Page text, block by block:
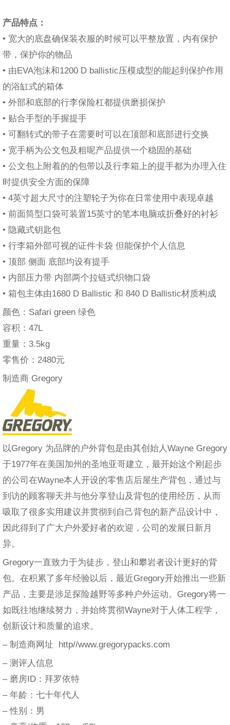
产品特点：
• 宽大的底盘确保装衣服的时候可以平整放置，内有保护
带，保护你的物品
• 由EVA泡沫和1200 D ballistic压模成型的能起到保护作用
的浴缸式的箱体
• 外部和底部的行李保险杠都提供磨损保护
• 贴合手型的手握提手
• 可翻转式的带子在需要时可以在顶部和底部进行交换
• 宽手柄为公文包及粗呢产品提供一个稳固的基础
• 公文包上附着的的包带以及行李箱上的提手都为办理入住
时提供安全方面的保障
• 4英寸超大尺寸的注塑轮子为你在日常使用中表现卓越
• 前面筒型口袋可装置15英寸的笔本电脑或折叠好的衬衫
• 隐藏式钥匙包
• 行李箱外部可视的证件卡袋 但能保护个人信息
• 顶部 侧面 底部均设有提手
• 内部压力带 内部两个拉链式织物口袋
• 箱包主体由1680 D Ballistic 和 840 D Ballistic材质构成
颜色：Safari green 绿色
容积：47L
重量：3.5kg
零售价：2480元
制造商 Gregory
以Gregory 为品牌的户外背包是由其创始人Wayne Gregory
于1977年在美国加州的圣地亚哥建立，最开始这个刚起步
的公司在Wayne本人开设的零售店后屋生产背包，通过与
到访的顾客聊天并与他分享登山及背包的使用经历，从而
吸取了很多实用建议并贯彻到自己背包的新产品设计中，
因此得到了广大户外爱好者的欢迎，公司的发展日新月
异。
Gregory一直致力于为徒步，登山和攀岩者设计更好的背
包。在积累了多年经验以后，最近Gregory开始推出一些新
产品，主要是涉足探险越野等多种户外运动。Gregory将一
如既往地继续努力，并始终贯彻Wayne对于人体工程学，
创新设计和质量的追求。
– 制造商网址 http//www.gregorypacks.com
– 测评人信息
– 磨房ID：拜罗依特
– 年龄：七十年代人
– 性别：男